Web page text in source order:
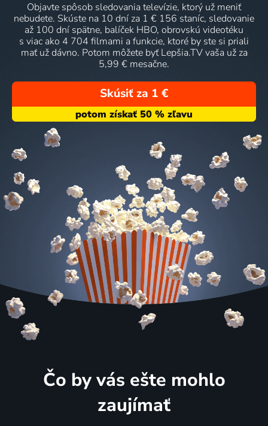
Objavte spôsob sledovania televízie, ktorý už meniť
nebudete. Skúste na 10 dní za 1 € 156 staníc, sledovanie
až 100 dní spätne, balíček HBO, obrovskú videotéku
s viac ako 4 704 filmami a funkcie, ktoré by ste si priali
mať už dávno. Potom môžete byť Lepšia.TV vaša už za
5,99 € mesačne.
Skúsiť za 1 €
Čo by vás ešte mohlo
zaujímať